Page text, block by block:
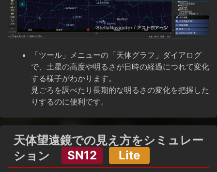
「ツール」メニューの「天体グラフ」ダイアログ
で、土星の高度や明るさが日時の経過につれて変化
する様子がわかります。
見ごろを調べたり長期的な明るさの変化を把握した
りするのに便利です。
天体望遠鏡での見え方をシミュレー
ション
SN12 Lite